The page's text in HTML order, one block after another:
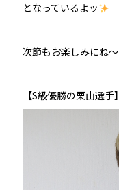
となっているよッ
次節もお楽しみにね～
【S級優勝の栗山選手】